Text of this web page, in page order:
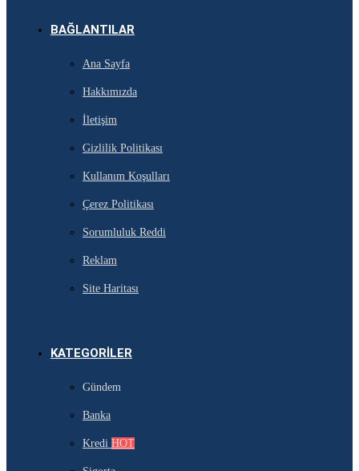
BAĞLANTILAR
Ana Sayfa
Hakkımızda
İletişim
Gizlilik Politikası
Kullanım Koşulları
Çerez Politikası
Sorumluluk Reddi
Reklam
Site Haritası
KATEGORILER
Gündem
Banka
Kredi HOT